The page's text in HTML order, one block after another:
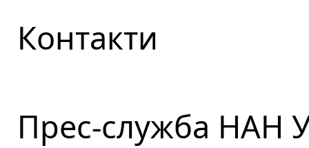
Контакти
Прес-служба НАН